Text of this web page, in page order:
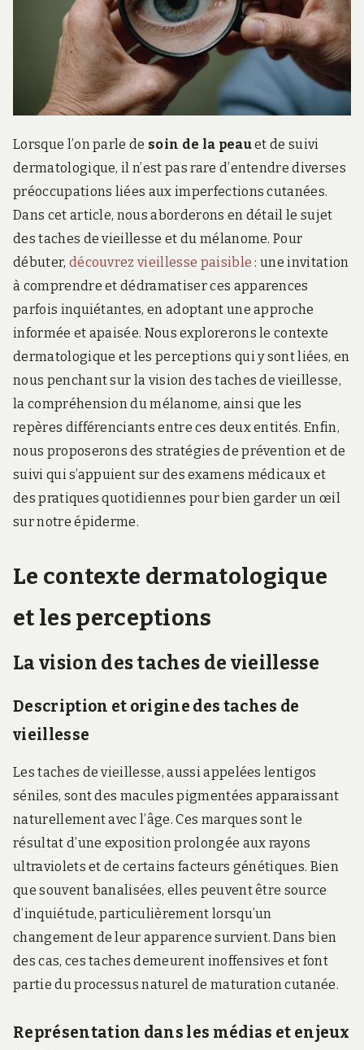
Lorsque l’on parle de soin de la peauet de suivi
dermatologique, il n’est pas rare d’entendre diverses
préoccupations liées aux imperfections cutanées.
Dans cet article, nous aborderons en détail le sujet
des taches de vieillesse et du mélanome. Pour
débuter, découvrez vieillesse paisible : une invitation
à comprendre et dédramatiser ces apparences
parfois inquiétantes, en adoptant une approche
informée et apaisée. Nous explorerons le contexte
dermatologique et les perceptions qui y sont liées, en
nous penchant sur la vision des taches de vieillesse,
la compréhension du mélanome, ainsi que les
repères différenciants entre ces deux entités. Enfin,
nous proposerons des stratégies de prévention et de
suivi qui s’appuient sur des examens médicaux et
des pratiques quotidiennes pour bien garder un œil
sur notre épiderme.
Le contexte dermatologique
et les perceptions
La vision des taches de vieillesse
Description et origine des taches de
vieillesse
Les taches de vieillesse, aussi appelées lentigos
séniles, sont des macules pigmentées apparaissant
naturellement avec l’âge. Ces marques sont le
résultat d’une exposition prolongée aux rayons
ultraviolets et de certains facteurs génétiques. Bien
que souvent banalisées, elles peuvent être source
d’inquiétude, particulièrement lorsqu’un
changement de leur apparence survient. Dans bien
des cas, ces taches demeurent inoffensives et font
partie du processus naturel de maturation cutanée.
Représentation dans les médias et enjeux